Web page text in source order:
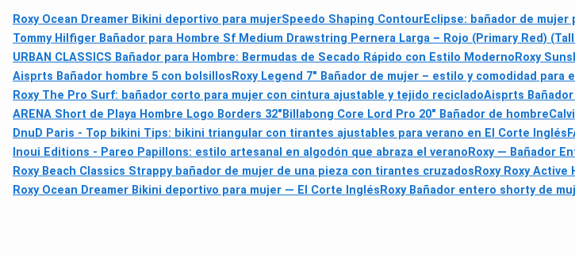
Roxy Ocean Dreamer Bikini deportivo para mujerSpeedo Shaping ContourEclipse: bañador de mujer
Tommy Hilfiger Bañador para Hombre Sf Medium Drawstring Pernera Larga – Rojo (Primary Red)
URBAN CLASSICS Bañador para Hombre: Bermudas de Secado Rápido con Estilo Moderno Roxy
Aisprts Bañador hombre 5 con bolsillos Roxy Legend 7" Bañador de mujer – estilo y comodidad para
Roxy The Pro Surf: bañador corto para mujer con cintura ajustable y tejido recicladoAisprts
ARENA Short de Playa Hombre Logo Borders 32" Billabong Core Lord Pro 20" Bañador de hombre
DnuD Paris - Top bikini Tips: bikini triangular con tirantes ajustables para verano en El Corte Inglés
Inoui Editions - Pareo Papillons: estilo artesanal en algodón que abraza el verano Roxy — Bañador
Roxy Beach Classics Strappy bañador de mujer de una pieza con tirantes cruzados Roxy Roxy
Roxy Ocean Dreamer Bikini deportivo para mujer — El Corte Inglés Roxy Bañador entero shorty de